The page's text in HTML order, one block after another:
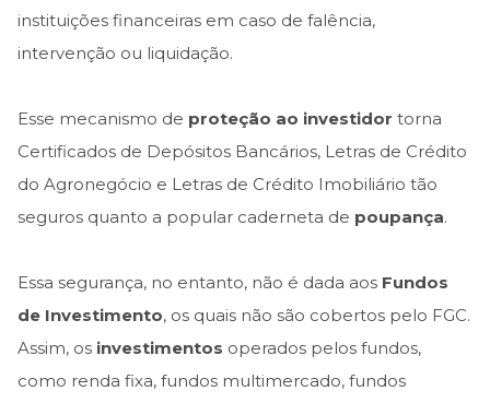
instituições financeiras em caso de falência,
intervenção ou liquidação.
Esse mecanismo de proteção ao investidor torna
Certificados de Depósitos Bancários, Letras de Crédito
do Agronegócio e Letras de Crédito Imobiliário tão
seguros quanto a popular caderneta de poupança.
Essa segurança, no entanto, não é dada aos Fundos
de Investimento, os quais não são cobertos pelo FGC.
Assim, os investimentos operados pelos fundos,
como renda fixa, fundos multimercado, fundos